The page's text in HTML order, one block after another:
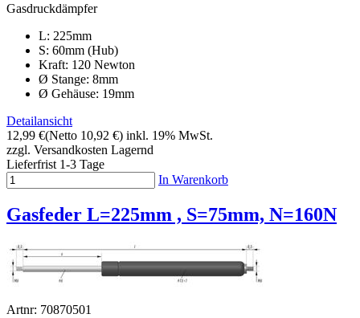
Gasdruckdämpfer
L: 225mm
S: 60mm (Hub)
Kraft: 120 Newton
Ø Stange: 8mm
Ø Gehäuse: 19mm
Detailansicht
12,99 €(Netto 10,92 €) inkl. 19% MwSt.
zzgl. Versandkosten Lagernd
Lieferfrist 1-3 Tage
In Warenkorb
Gasfeder L=225mm , S=75mm, N=160N
Artnr: 70870501